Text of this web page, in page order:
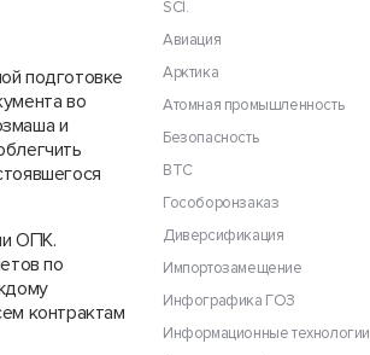
подготовке
во
и
ОПК.
по
контрактам
SCI.
Авиация
Арктика
Атомная промышленность
Безопасность
ВТС
Гособоронзаказ
Диверсификация
Импортозамещение
Инфографика ГОЗ
Информационные технологии